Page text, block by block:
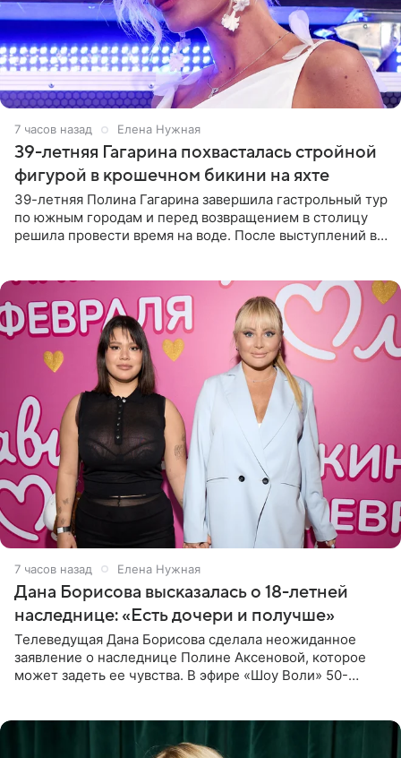
7 часов назад Елена Нужная
39-летняя Гагарина похвасталась стройной
фигурой в крошечном бикини на яхте
39-летняя Полина Гагарина завершила гастрольный тур
по южным городам и перед возвращением в столицу
решила провести время на воде. После выступлений в
7 часов назад Елена Нужная
Дана Борисова высказалась о 18-летней
наследнице: «Есть дочери и получше»
Телеведущая Дана Борисова сделала неожиданное
заявление о наследнице Полине Аксеновой, которое
может задеть ее чувства. В эфире «Шоу Воли» 50-